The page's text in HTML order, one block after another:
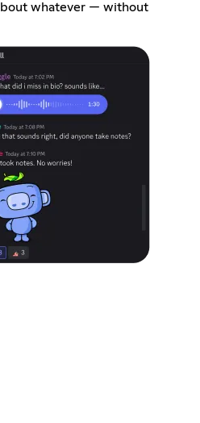
whatever — without